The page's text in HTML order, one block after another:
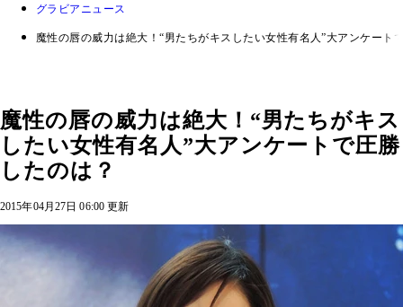
グラビアニュース
魔性の唇の威力は絶大！“男たちがキスしたい女性有名人”大アンケート
魔性の唇の威力は絶大！“男たちがキス
したい女性有名人”大アンケートで圧勝
したのは？
2015年04月27日 06:00 更新